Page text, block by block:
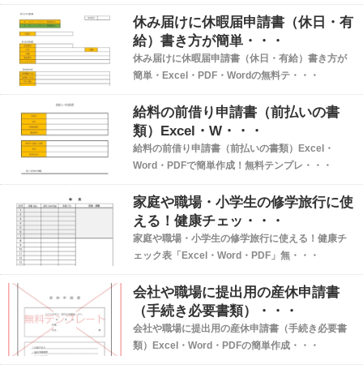
休み届けに休暇届申請書（休日・有
給）書き方が簡単・・・
休み届けに休暇届申請書（休日・有給）書き方が
簡単・Excel・PDF・Wordの無料テ・・・
給料の前借り申請書（前払いの書
類）Excel・W・・・
給料の前借り申請書（前払いの書類）Excel・
Word・PDFで簡単作成！無料テンプレ・・・
家庭や職場・小学生の修学旅行に使
える！健康チェッ・・・
家庭や職場・小学生の修学旅行に使える！健康チ
ェック表「Excel・Word・PDF」無・・・
会社や職場に提出用の産休申請書
（手続き必要書類）・・・
会社や職場に提出用の産休申請書（手続き必要書
類）Excel・Word・PDFの簡単作成・・・